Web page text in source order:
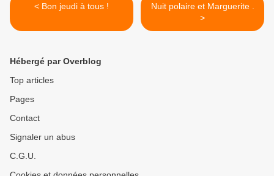
< Bon jeudi à tous !
Nuit polaire et Marguerite .
>
Hébergé par Overblog
Top articles
Pages
Contact
Signaler un abus
C.G.U.